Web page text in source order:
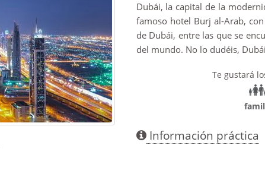
Dubái, la capital de la
famoso hotel Burj al-Arab,
de Dubái, entre las que se
del mundo. No lo dudéis,
Te gustará
Información práctica